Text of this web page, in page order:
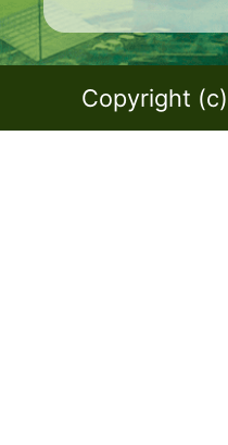
Copyright